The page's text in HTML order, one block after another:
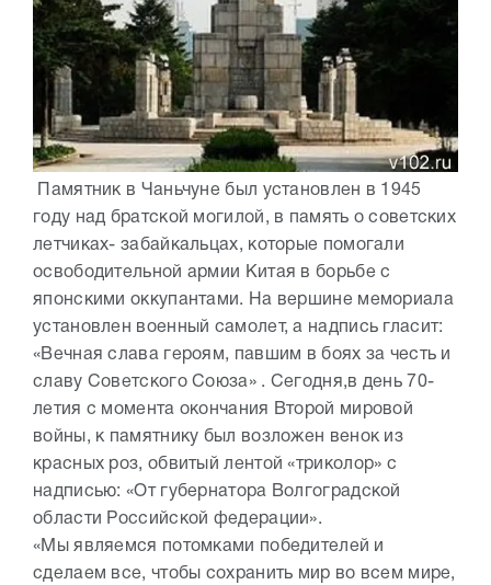
Памятник в Чаньчуне был установлен в 1945
году над братской могилой, в память о советских
летчиках- забайкальцах, которые помогали
освободительной армии Китая в борьбе с
японскими оккупантами. На вершине мемориала
установлен военный самолет, а надпись гласит:
«Вечная слава героям, павшим в боях за честь и
славу Советского Союза» . Сегодня,в день 70-
летия с момента окончания Второй мировой
войны, к памятнику был возложен венок из
красных роз, обвитый лентой «триколор» с
надписью: «От губернатора Волгоградской
области Российской федерации».
«Мы являемся потомками победителей и
сделаем все, чтобы сохранить мир во всем мире,